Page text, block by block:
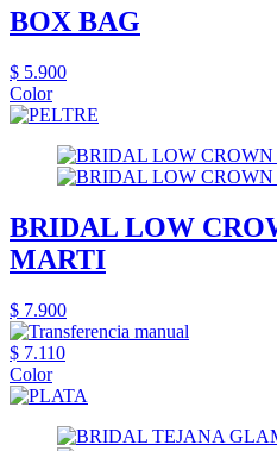
BOX BAG
$ 5.900
Color
BRIDAL LOW
MARTI
$ 7.900
$ 7.110
Color